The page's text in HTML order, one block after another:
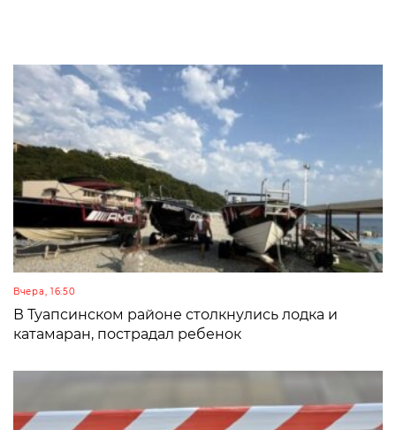
Вчера, 16:50
В Туапсинском районе столкнулись лодка и
катамаран, пострадал ребенок